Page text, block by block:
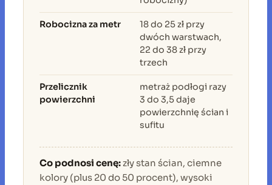
Robocizna za metr
18 do 25 zł przy
dwóch warstwach,
22 do 38 zł przy
trzech
Przelicznik
powierzchni
metraż podłogi razy
3 do 3,5 daje
powierzchnię ścian i
sufitu
Co podnosi cenę:zły stan ścian, ciemne
kolory (plus 20 do 50 procent), wysoki